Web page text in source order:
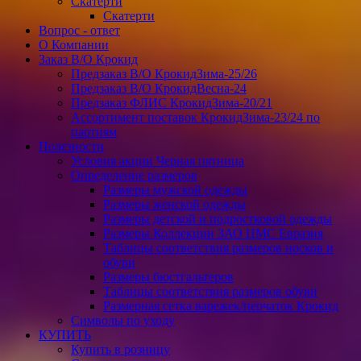
Скатерти
Вопрос - ответ
О Компании
Заказ В/О Крокид
Предзаказ В/О КрокидЗима-25/26
Предзаказ В/О КрокидВесна-24
Предзаказ ФЛИС КрокидЗима-20/21
Ассортимент поставок КрокидЗима-23/24 по
партиям
Полезности
Условия акции Черная пятница
Определение размеров
Размеры мужской одежды
Размеры женской одежды
Размеры детской и подростковой одежды
Размеры Коллекции ЗАО ЦМС Евразия
Таблицы соответствия размеров носков и
обуви
Размеры бюстгальтеров
Таблицы соответствия размеров обуви
Размерная сетка варежек/перчаток Крокид
Символы по уходу
КУПИТЬ
Купить в розницу